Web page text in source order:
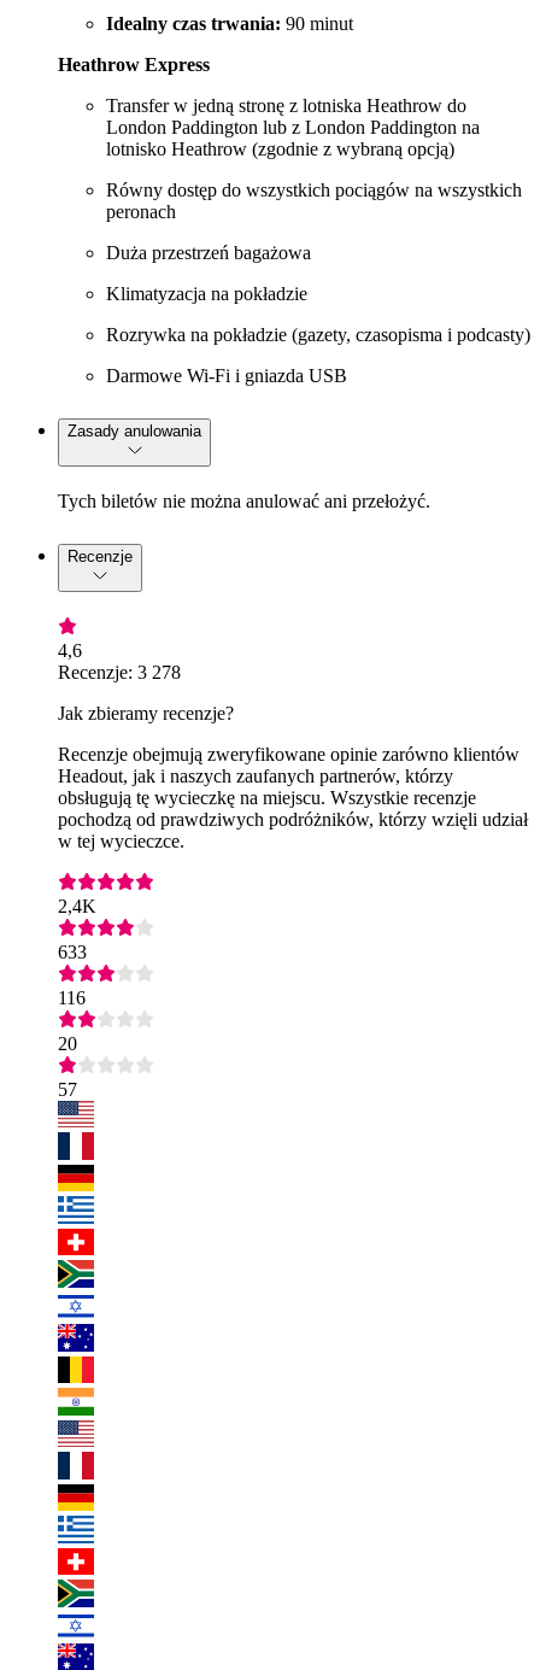
Idealny czas trwania: 90 minut
Heathrow Express
Transfer w jedną stronę z lotniska Heathrow do
London Paddington lub z London Paddington na
lotnisko Heathrow (zgodnie z wybraną opcją)
Równy dostęp do wszystkich pociągów na wszystkich
peronach
Duża przestrzeń bagażowa
Klimatyzacja na pokładzie
Rozrywka na pokładzie (gazety, czasopisma i podcasty)
Darmowe Wi-Fi i gniazda USB
Zasady anulowania
Tych biletów nie można anulować ani przełożyć.
Recenzje
4,6
Recenzje: 3 278
Jak zbieramy recenzje?
Recenzje obejmują zweryfikowane opinie zarówno klientów
Headout, jak i naszych zaufanych partnerów, którzy
obsługują tę wycieczkę na miejscu. Wszystkie recenzje
pochodzą od prawdziwych podróżników, którzy wzięli udział
w tej wycieczce.
2,4K
633
116
20
57